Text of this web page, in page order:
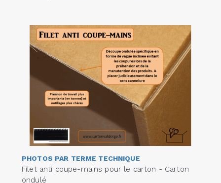
PHOTOS PAR TERME TECHNIQUE
Filet anti coupe-mains pour le carton - Carton
ondulé